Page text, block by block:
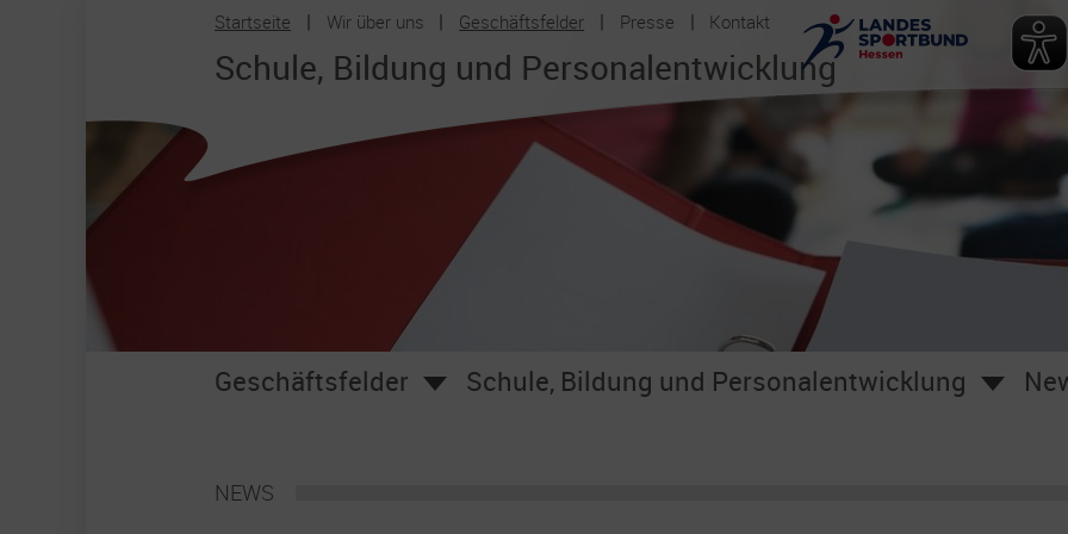
Zum Hauptinhalt springen
Startseite Wir über uns Geschäftsfelder Presse Kontakt
Schule, Bildung und Personalentwicklung
Geschäftsfelder Schule, Bildung und Personalentwicklung
NEWS